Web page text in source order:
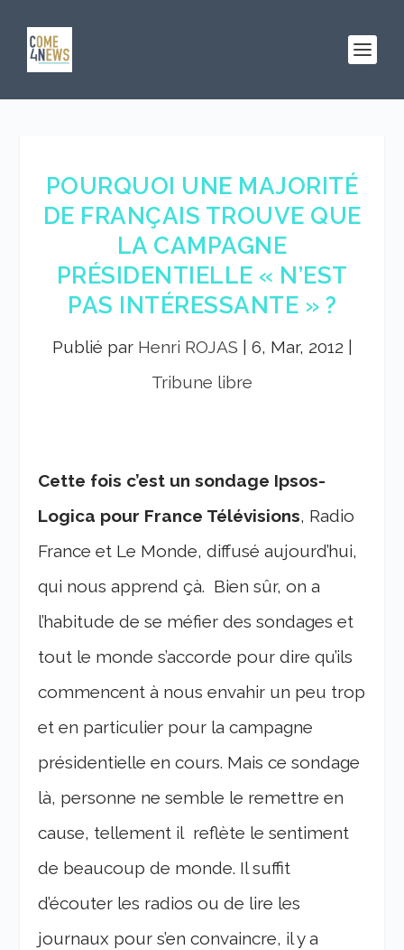
POURQUOI UNE MAJORITÉ
DE FRANÇAIS TROUVE QUE
LA CAMPAGNE
PRÉSIDENTIELLE « N’EST
PAS INTÉRESSANTE » ?
Publié par Henri ROJAS 6, Mar, 2012
Tribune libre
Cette fois c’est un sondage Ipsos-
Logica pour France Télévisions, Radio
France et Le Monde, diffusé aujourd’hui,
qui nous apprend çà. Bien sûr, on a
l’habitude de se méfier des sondages et
tout le monde s’accorde pour dire qu’ils
commencent à nous envahir un peu trop
et en particulier pour la campagne
présidentielle en cours. Mais ce sondage
là, personne ne semble le remettre en
cause, tellement il reflète le sentiment
de beaucoup de monde. Il suffit
d’écouter les radios ou de lire les
journaux pour s’en convaincre, il y a